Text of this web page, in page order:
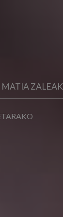
MATIA ZALEAK